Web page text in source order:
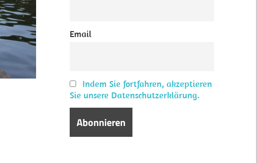
Email
Indem Sie fortfahren, akzeptieren
Sie unsere Datenschutzerklärung.